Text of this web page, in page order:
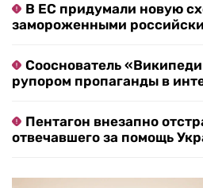
В ЕС придумали новую
замороженными
Сооснователь
рупором пропаганды в
Пентагон внезапно
отвечавшего за помощь